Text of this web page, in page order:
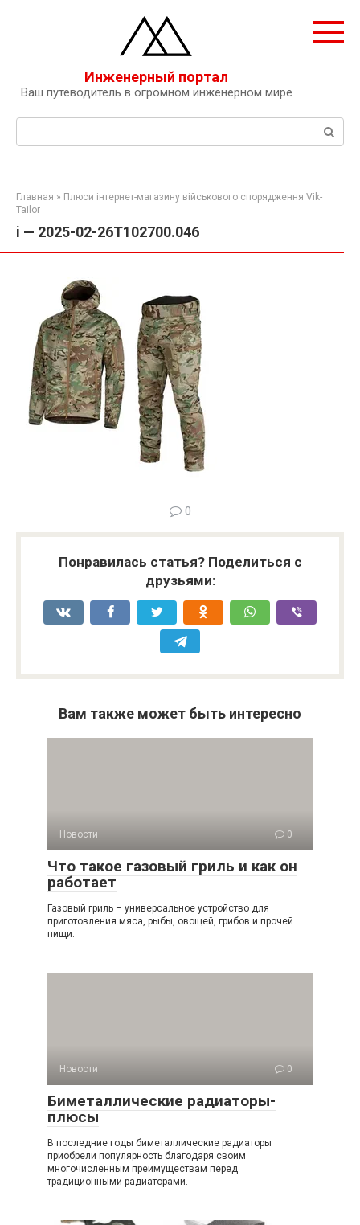
Инженерный портал
Ваш путеводитель в огромном инженерном мире
Поиск:
Главная » Плюси інтернет-магазину військового спорядження Vik-
Tailor
i — 2025-02-26T102700.046
0
Понравилась статья? Поделиться с
друзьями:
Вам также может быть интересно
Новости 0
Что такое газовый гриль и как он
работает
Газовый гриль – универсальное устройство для
приготовления мяса, рыбы, овощей, грибов и прочей
пищи.
Новости 0
Биметаллические радиаторы-
плюсы
В последние годы биметаллические радиаторы
приобрели популярность благодаря своим
многочисленным преимуществам перед
традиционными радиаторами.